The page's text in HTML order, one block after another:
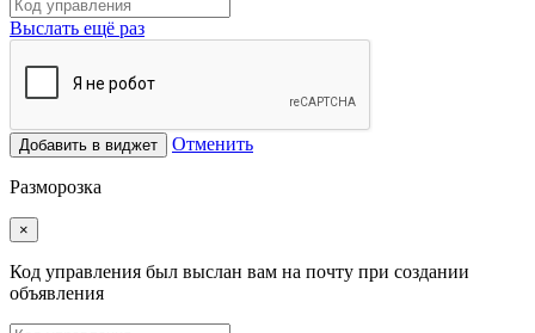
Выслать ещё раз
Добавить в виджет Отменить
Разморозка
×
Код управления был выслан вам на почту при создании
объявления